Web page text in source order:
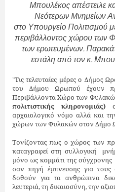
Μπουλέκος απέστειλε
Νεότερων Μνημείων
στοΥπουργείο Πολιτισμού
περιβάλλοντος χώρου των
των ερωτευμένων.
εστάλη από τον κ.
"Τις τελευταίες μέρες ο Δήμος
του Δήμου Ωρωπού έχουν
Περιβάλλοντα Χώρο των
πολιτιστικής κληρονομιάς)
αρχαιολογικό νόμο αλλά και
χώρων των Φυλακών στον Δήμο
Τονίζοντας πως ο χώρος των
καταγραφεί στη συλλογική
μόνο ως κομμάτι της σύγχρονης
σαν πηγή έμπνευσης για
δοθούν για τα ανθρώπινα
λευτεριά, τη δικαιοσύνη, την